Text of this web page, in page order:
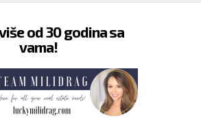
od 30 godina sa
vama!